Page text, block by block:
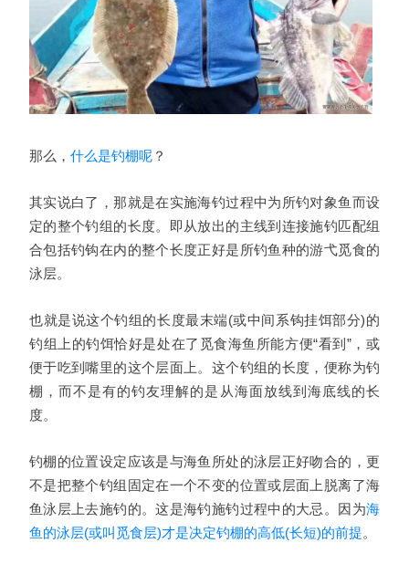
那么， 什么是钓棚呢？
其实说白了，那就是在实施海钓过程中为所钓对象鱼而设
定的整个钓组的长度。即从放出的主线到连接施钓匹配组
合包括钓钩在内的整个长度正好是所钓鱼种的游弋觅食的
泳层。
也就是说这个钓组的长度最末端(或中间系钩挂饵部分)的
钓组上的钓饵恰好是处在了觅食海鱼所能方便“看到”，或
便于吃到嘴里的这个层面上。这个钓组的长度，便称为钓
棚，而不是有的钓友理解的是从海面放线到海底线的长
度。
钓棚的位置设定应该是与海鱼所处的泳层正好吻合的，更
不是把整个钓组固定在一个不变的位置或层面上脱离了海
鱼泳层上去施钓的。这是海钓施钓过程中的大忌。因为海
鱼的泳层(或叫觅食层)才是决定钓棚的高低(长短)的前提。